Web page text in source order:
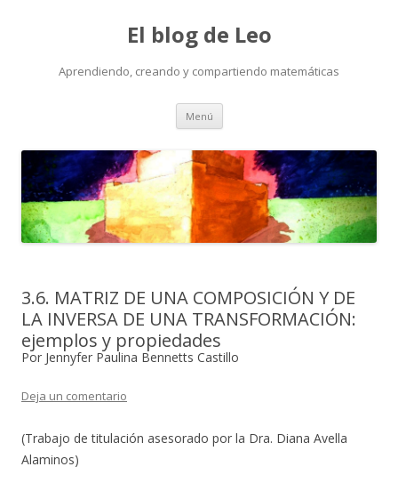
El blog de Leo
Aprendiendo, creando y compartiendo matemáticas
Menú Saltar
contenido
3.6. MATRIZ DE UNA COMPOSICIÓN Y DE
LA INVERSA DE UNA TRANSFORMACIÓN:
ejemplos y propiedades
Por Jennyfer Paulina Bennetts Castillo
Deja un comentario
(Trabajo de titulación asesorado por la Dra. Diana Avella
Alaminos)